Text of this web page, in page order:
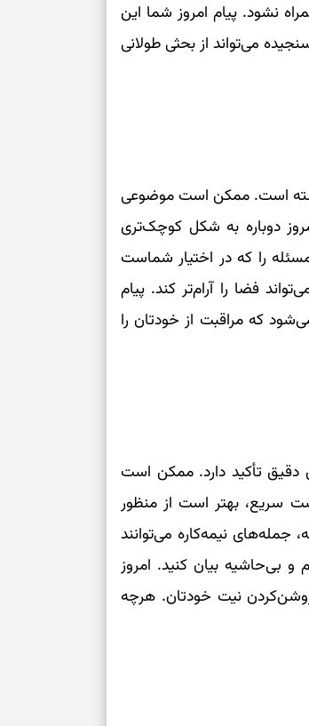
نشود. پیام امروز شما این
می‌تواند از بحثی طولانی
خسته است. ممکن است موضوعی
دوباره به شکل کوچک‌تری
را که در اختیار شماست
فضا را آرام‌تر کند. پیام
که مراقبت از خودتان را
دقیق تأکید دارد. ممکن است
سریع، بهتر است از منظور
جمله‌های نیمه‌کاره می‌توانند
و بی‌حاشیه بیان کنید. امروز
نیت خودتان. هرچه